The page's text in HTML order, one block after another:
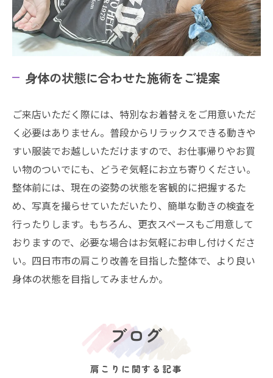
身体の状態に合わせた施術をご提案
ご来店いただく際には、特別なお着替えをご用意いただ
く必要はありません。普段からリラックスできる動きや
すい服装でお越しいただけますので、お仕事帰りやお買
い物のついでにも、どうぞ気軽にお立ち寄りください。
整体前には、現在の姿勢の状態を客観的に把握するた
め、写真を撮らせていただいたり、簡単な動きの検査を
行ったりします。もちろん、更衣スペースもご用意して
おりますので、必要な場合はお気軽にお申し付けくださ
い。四日市市の肩こり改善を目指した整体で、より良い
身体の状態を目指してみませんか。
ブログ
肩こりに関する記事